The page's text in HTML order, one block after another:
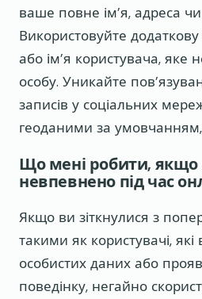
ваше повне ім’я, адреса
Використовуйте
або ім’я користувача, яке
особу. Уникайте
записів у соціальних
геоданими за
Що мені робити, якщо
невпевнено під час
Якщо ви зіткнулися з
такими як користувачі,
особистих даних або
поведінку, негайно